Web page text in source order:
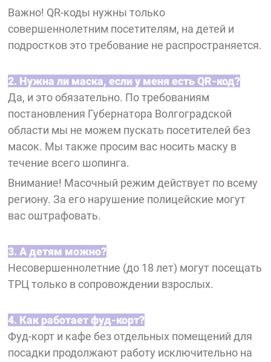
Важно! QR-коды нужны только
совершеннолетним посетителям, на детей и
подростков это требование не распространяется.
2. Нужна ли маска, если у меня есть QR-код?
Да, и это обязательно. По требованиям
постановления Губернатора Волгоградской
области мы не можем пускать посетителей без
масок. Мы также просим вас носить маску в
течение всего шопинга.
Внимание! Масочный режим действует по всему
региону. За его нарушение полицейские могут
вас оштрафовать.
3. А детям можно?
Несовершеннолетние (до 18 лет) могут посещать
ТРЦ только в сопровождении взрослых.
4. Как работает фуд-корт?
Фуд-корт и кафе без отдельных помещений для
посадки продолжают работу исключительно на